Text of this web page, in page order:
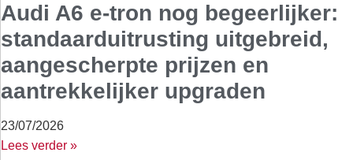
Audi A6 e-tron nog begeerlijker:
standaarduitrusting uitgebreid,
aangescherpte prijzen en
aantrekkelijker upgraden
23/07/2026
Lees verder »